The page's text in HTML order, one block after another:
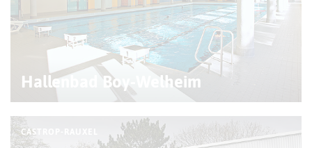
Hallenbad Boy-Welheim
CASTROP-RAUXEL